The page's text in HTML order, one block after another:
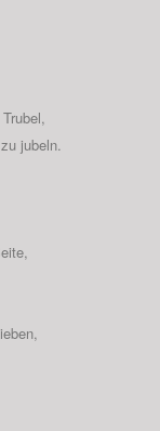
jubeln.